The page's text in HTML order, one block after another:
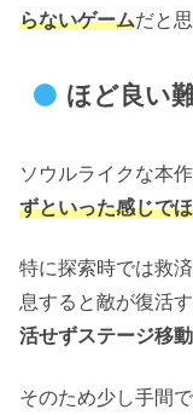
らないゲームだと
ほど良い
ソウルライクな本作
ずといった感じで
特に探索時では救
息すると敵が復活す
活せずステージ移
そのため少し手間